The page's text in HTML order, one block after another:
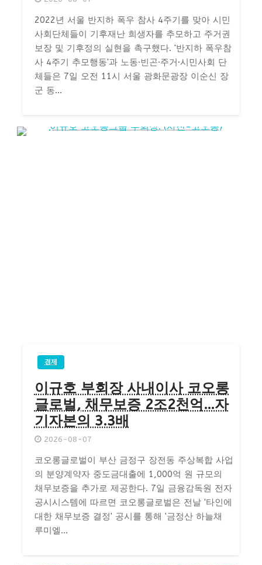
2022년 서울 반지하 폭우 참사 4주기를 맞아 시민
사회단체들이 기후재난 희생자를 추모하고 주거권
보장 및 기후정의 실현을 촉구했다. '반지하 폭우참
사 4주기 추모행동'과 노동·빈곤·주거·시민사회 단
체들은 7일 오전 11시 서울 광화문광장 이순신 장
군 동...
경제
이규호 부회장 사내이사 코오롱
글로벌, 채무보증 2조2천억…자
기자본의 3.3배
2026-08-07
코오롱글로벌이 부산 금정구 장전동 주상복합 사업
의 분양계약자 중도금대출에 1,000억 원 규모의
채무보증을 추가로 제공한다. 7일 금융감독원 전자
공시시스템에 따르면 코오롱글로벌은 전날 '타인에
대한 채무보증 결정' 공시를 통해 '금정산 하늘채
루미엘...